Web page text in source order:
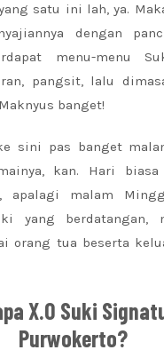
satu ini lah, ya.
dengan
menu-menu
pangsit, lalu
banget!
sini pas banget
kan. Hari
apalagi malam
yang berdatangan,
orang tua beserta
X.O Suki
Purwokerto?